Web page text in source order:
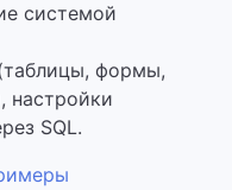
системой
формы,
настройки
SQL.